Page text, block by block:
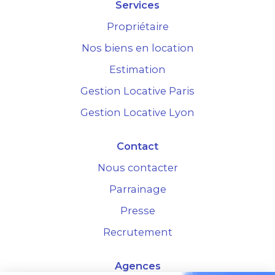
Services
Propriétaire
Nos biens en location
Estimation
Gestion Locative Paris
Gestion Locative Lyon
Contact
Nous contacter
Parrainage
Presse
Recrutement
Agences